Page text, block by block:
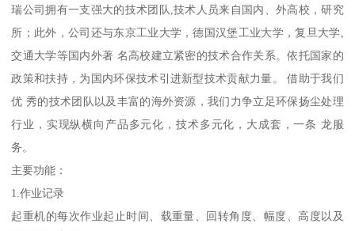
瑞公司拥有一支强大的技术团队,技术人员来自国内、外高校，研究
所；此外，公司还与东京工业大学，德国汉堡工业大学，复旦大学,
交通大学等国内外著 名高校建立紧密的技术合作关系。依托国家的
政策和扶持，为国内环保技术引进新型技术贡献力量。 借助于我们
优 秀的技术团队以及丰富的海外资源，我们力争立足环保扬尘处理
行业，实现纵横向产品多元化，技术多元化，大成套，一条 龙服
务。
主要功能：
1.作业记录
起重机的每次作业起止时间、载重量、回转角度、幅度、高度以及